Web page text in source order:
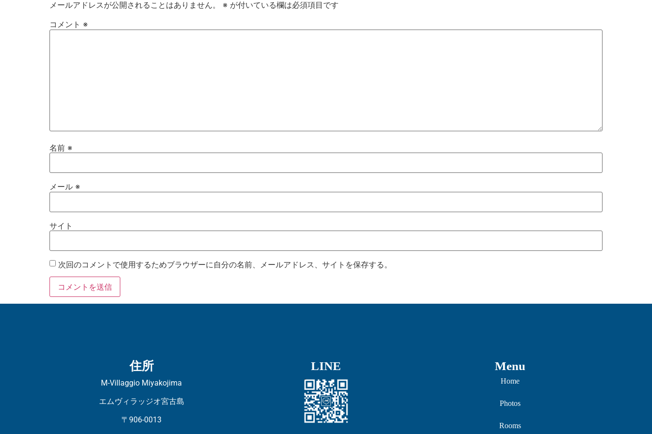
メールアドレスが公開されることはありません。 ※ が付いている欄は必須項目です
コメント ※
名前 ※
メール ※
サイト
次回のコメントで使用するためブラウザーに自分の名前、メールアドレス、サイトを保存する。
住所
M-Villaggio Miyakojima
エムヴィラッジオ宮古島
〒906-0013
LINE Menu
Home
Photos
Rooms